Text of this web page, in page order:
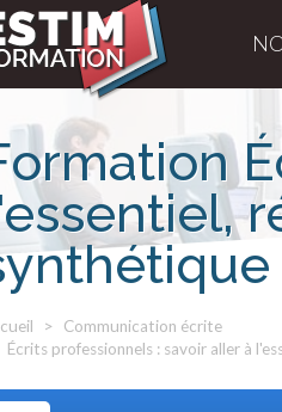
Communication écrite
Écrits professionnels : savoir aller à